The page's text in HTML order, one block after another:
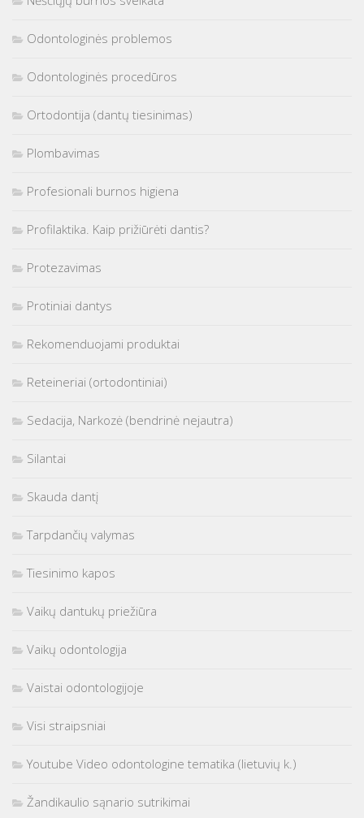
Odontologinės problemos
Odontologinės procedūros
Ortodontija (dantų tiesinimas)
Plombavimas
Profesionali burnos higiena
Profilaktika. Kaip prižiūrėti dantis?
Protezavimas
Protiniai dantys
Rekomenduojami produktai
Reteineriai (ortodontiniai)
Sedacija, Narkozė (bendrinė nejautra)
Silantai
Skauda dantį
Tarpdančių valymas
Tiesinimo kapos
Vaikų dantukų priežiūra
Vaikų odontologija
Vaistai odontologijoje
Visi straipsniai
Youtube Video odontologine tematika (lietuvių k.)
Žandikaulio sąnario sutrikimai